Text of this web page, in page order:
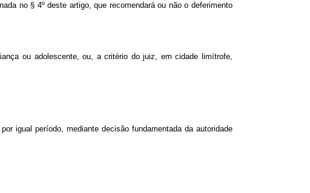
no § 4º deste artigo, que recomendará ou não o deferimento
ou adolescente, ou, a critério do juiz, em cidade limítrofe,
igual período, mediante decisão fundamentada da autoridade